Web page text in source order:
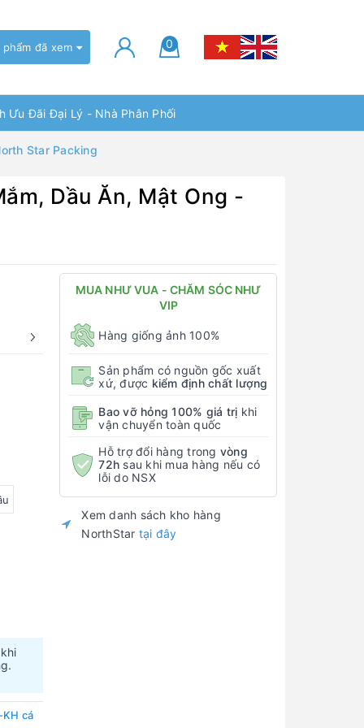
phẩm đã xem 0
Ưu Đãi Đại Lý - Nhà Phân Phối
Star Packing
Dầu Ăn, Mật Ong -
cá
MUA NHƯ VUA - CHĂM SÓC NHƯ
VIP
Hàng giống ảnh 100%
Sản phẩm có nguồn gốc xuất
xứ, được kiểm định chất lượng
Bao vỡ hỏng 100% giá trị khi
vận chuyển toàn quốc
Hỗ trợ đổi hàng trong vòng
72h sau khi mua hàng nếu có
lỗi do NSX
Xem danh sách kho hàng
NorthStar tại đây